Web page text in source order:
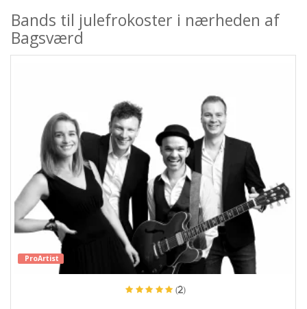
Bands til julefrokoster i nærheden af
Bagsværd
ProArtist
(2)